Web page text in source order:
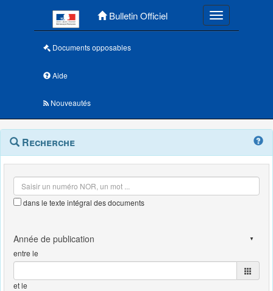
Bulletin Officiel Toggle
Documents opposables
Aide
Nouveautés
Navigation
outils
Menu
contextuel
Recherche
dans le texte intégral des documents
entre le
et le